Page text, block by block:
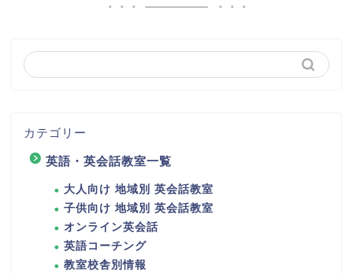
カテゴリー
英語・英会話教室一覧
大人向け 地域別 英会話教室
子供向け 地域別 英会話教室
オンライン英会話
英語コーチング
教室校舎別情報